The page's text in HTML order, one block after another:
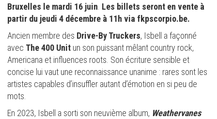
Bruxelles le mardi 16 juin Les billets seront en vente à
partir du jeudi 4 décembre à 11h via fkpscorpio.be.
Ancien membre des Drive-By Truckers, Isbell a façonné
avec The 400 Unit un son puissant mêlant country rock,
Americana et influences roots. Son écriture sensible et
concise lui vaut une reconnaissance unanime : rares sont les
artistes capables d’insuffler autant d’émotion en si peu de
mots.
En 2023, Isbell a sorti son neuvième album, Weathervanes